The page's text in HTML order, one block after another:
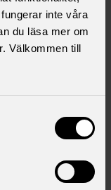
inte våra
du läsa mer om
Välkommen till
på svenska om
undvika. SULF:s
pension samt ger